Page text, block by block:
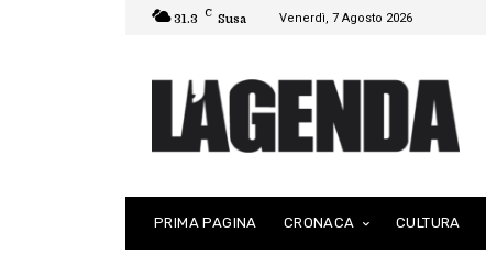
31.3 C Susa Venerdì, 7 Agosto 2026
PRIMA PAGINA CRONACA CULTURA